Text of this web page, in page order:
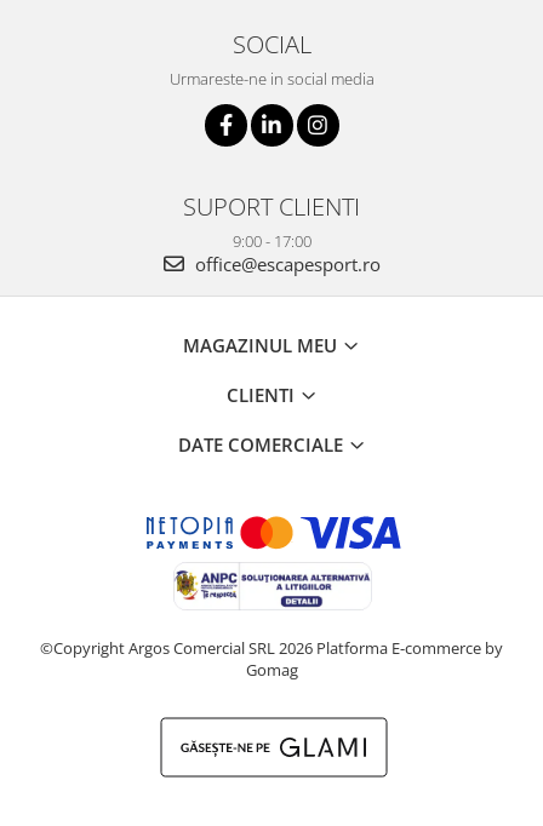
SOCIAL
Urmareste-ne in social media
SUPORT CLIENTI
9:00 - 17:00
office@escapesport.ro
MAGAZINUL MEU
CLIENTI
DATE COMERCIALE
©Copyright Argos Comercial SRL 2026 Platforma E-commerce by
Gomag